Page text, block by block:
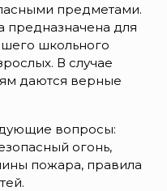
предметами.
предназначена для
школьного
В случае
даются верные
вопросы:
огонь,
пожара, правила